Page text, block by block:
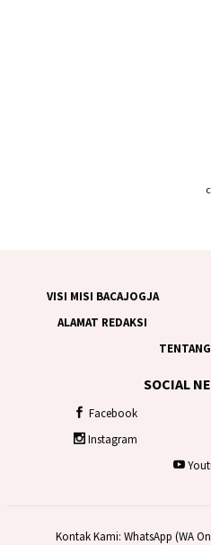
VISI MISI BACAJOGJA
ALAMAT REDAKSI
SOCIAL
Facebook
Instagram
Kontak Kami: WhatsApp (WA